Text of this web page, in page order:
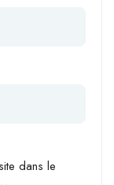
dans le